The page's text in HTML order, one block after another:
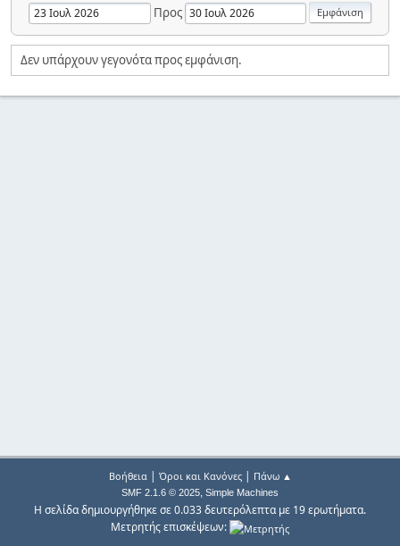
Προς
Δεν υπάρχουν γεγονότα προς εμφάνιση.
Βοήθεια| Όροι και Κανόνες| Πάνω ▲
SMF 2.1.6 © 2025, Simple Machines
Η σελίδα δημιουργήθηκε σε 0.033 δευτερόλεπτα με 19 ερωτήματα.
Μετρητής επισκέψεων: